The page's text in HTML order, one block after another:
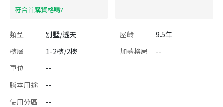
​符合首購資格嗎?
類型 別墅/透天 屋齡
9.5年
樓層
1-2樓/2樓 加蓋格局
--
車位
--
謄本用途
--
使用分區
--